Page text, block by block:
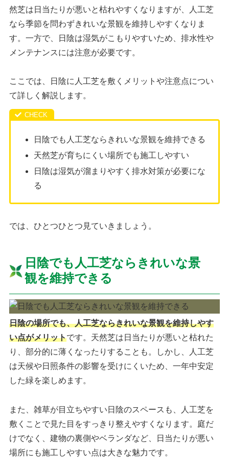
然芝は日当たりが悪いと枯れやすくなりますが、人工芝
なら季節を問わずきれいな景観を維持しやすくなりま
す。一方で、日陰は湿気がこもりやすいため、排水性や
メンテナンスには注意が必要です。
ここでは、日陰に人工芝を敷くメリットや注意点につい
て詳しく解説します。
日陰でも人工芝ならきれいな景観を維持できる
天然芝が育ちにくい場所でも施工しやすい
日陰は湿気が溜まりやすく排水対策が必要にな
る
では、ひとつひとつ見ていきましょう。
日陰でも人工芝ならきれいな景
観を維持できる
日陰の場所でも、人工芝ならきれいな景観を維持しやす
い点がメリットです。天然芝は日当たりが悪いと枯れた
り、部分的に薄くなったりすることも。しかし、人工芝
は天候や日照条件の影響を受けにくいため、一年中安定
した緑を楽しめます。
また、雑草が目立ちやすい日陰のスペースも、人工芝を
敷くことで見た目をすっきり整えやすくなります。庭だ
けでなく、建物の裏側やベランダなど、日当たりが悪い
場所にも施工しやすい点は大きな魅力です。